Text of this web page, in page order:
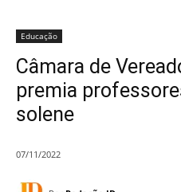
Educação
Câmara de
premia
solene
07/11/2022